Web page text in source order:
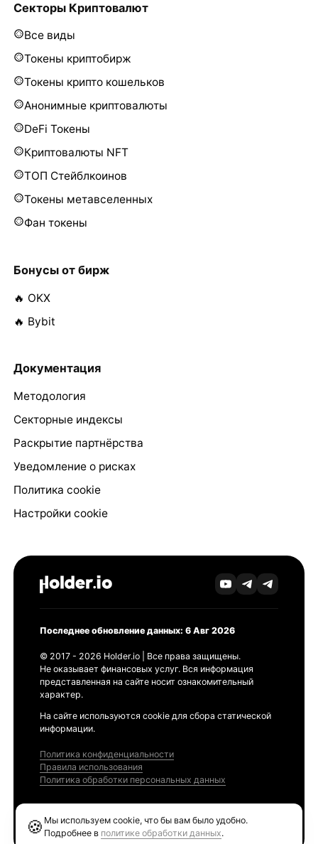
Секторы Криптовалют
Все виды
Токены криптобирж
Токены крипто кошельков
Анонимные криптовалюты
DeFi Токены
Криптовалюты NFT
ТОП Стейблкоинов
Токены метавселенных
Фан токены
Бонусы от бирж
🔥 OKX
🔥 Bybit
Документация
Методология
Секторные индексы
Раскрытие партнёрства
Уведомление о рисках
Политика cookie
Настройки cookie
Последнее обновление данных: 6 Авг 2026
© 2017 - 2026 Holder.io | Все права защищены.
Не оказывает финансовых услуг. Вся информация
представленная на сайте носит ознакомительный
характер.
На сайте используются cookie для сбора статической
информации.
Политика конфиденциальности
Правила использования
Политика обработки персональных данных
🍪 Мы используем cookie, что бы вам было удобно.
Подробнее в политике обработки данных.
Ethereum GAS Tracker